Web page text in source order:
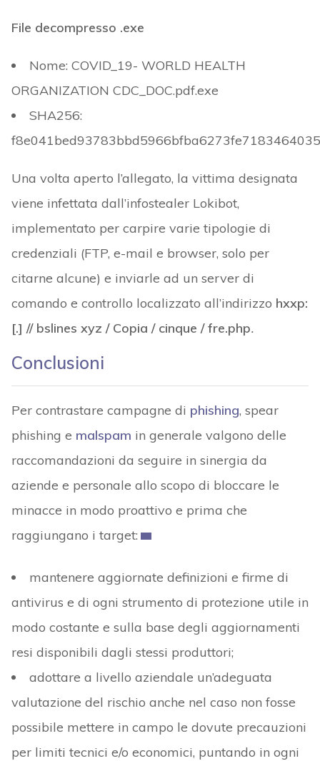
File decompresso .exe
Nome: COVID_19- WORLD HEALTH
ORGANIZATION CDC_DOC.pdf.exe
SHA256:
Una volta aperto l’allegato, la vittima designata
viene infettata dall’infostealer Lokibot,
implementato per carpire varie tipologie di
credenziali (FTP, e-mail e browser, solo per
citarne alcune) e inviarle ad un server di
comando e controllo localizzato all’indirizzo hxxp:
[.] // bslines xyz / Copia / cinque / fre.php.
Conclusioni
Per contrastare campagne di phishing, spear
phishing e malspam in generale valgono delle
raccomandazioni da seguire in sinergia da
aziende e personale allo scopo di bloccare le
minacce in modo proattivo e prima che
raggiungano i target:
mantenere aggiornate definizioni e firme di
antivirus e di ogni strumento di protezione utile in
modo costante e sulla base degli aggiornamenti
resi disponibili dagli stessi produttori;
adottare a livello aziendale un’adeguata
valutazione del rischio anche nel caso non fosse
possibile mettere in campo le dovute precauzioni
per limiti tecnici e/o economici, puntando in ogni